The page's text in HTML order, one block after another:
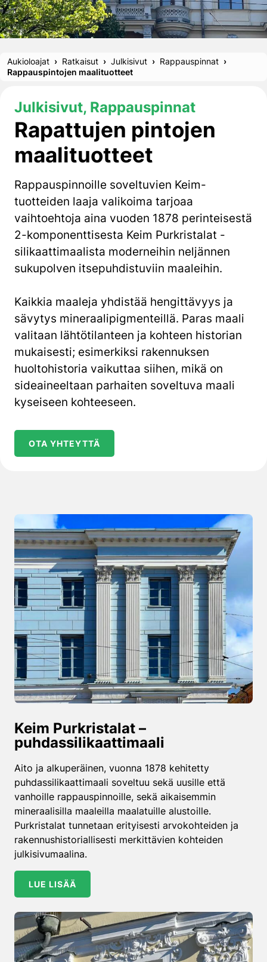
Aukioloajat Ratkaisut Julkisivut
Rappauspinnat
Rappauspintojen maalituotteet
Julkisivut, Rappauspinnat
Rapattujen pintojen
maalituotteet
Rappauspinnoille soveltuvien Keim-
tuotteiden laaja valikoima tarjoaa
vaihtoehtoja aina vuoden 1878 perinteisestä
2-komponenttisesta Keim Purkristalat -
silikaattimaalista moderneihin neljännen
sukupolven itsepuhdistuviin maaleihin.
Kaikkia maaleja yhdistää hengittävyys ja
sävytys mineraalipigmenteillä. Paras maali
valitaan lähtötilanteen ja kohteen historian
mukaisesti; esimerkiksi rakennuksen
huoltohistoria vaikuttaa siihen, mikä on
sideaineeltaan parhaiten soveltuva maali
kyseiseen kohteeseen.
OTA YHTEYTTÄ
Keim Purkristalat –
puhdassilikaatti­maali
Aito ja alkuperäinen, vuonna 1878 kehitetty
puhdassilikaattimaali soveltuu sekä uusille että
vanhoille rappauspinnoille, sekä aikaisemmin
mineraalisilla maaleilla maalatuille alustoille.
Purkristalat tunnetaan erityisesti arvokohteiden ja
rakennushistoriallisesti merkittävien kohteiden
julkisivumaalina.
LUE LISÄÄ